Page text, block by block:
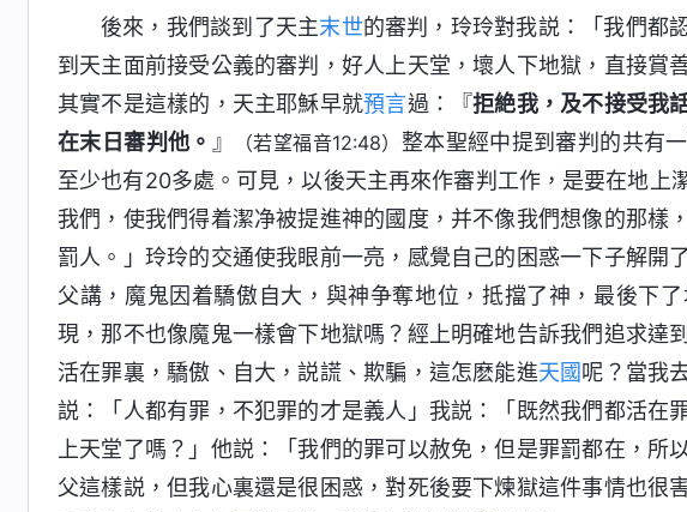
後來，我們談到了天主末世的審判，玲玲對我説：「我們都
到天主面前接受公義的審判，好人上天堂，壞人下地獄，直接賞
其實不是這樣的，天主耶穌早就預言過：『拒絶我，及不接受我
在末日審判他。 』 （若望福音12:48） 整本聖經中提到審判的共有
至少也有20多處。可見，以後天主再來作審判工作，是要在地上
我們，使我們得着潔净被提進神的國度，并不像我們想像的那樣
罰人。」玲玲的交通使我眼前一亮，感覺自己的困惑一下子解開
父講，魔鬼因着驕傲自大，與神争奪地位，抵擋了神，最後下
現，那不也像魔鬼一樣會下地獄嗎？經上明確地告訴我們追求達
活在罪裏，驕傲、自大，説謊、欺騙，這怎麽能進天國呢？當我
説：「人都有罪，不犯罪的才是義人」我説：「既然我們都活在
上天堂了嗎？」他説：「我們的罪可以赦免，但是罪罰都在，所
父這樣説，但我心裏還是很困惑，對死後要下煉獄這件事情也很